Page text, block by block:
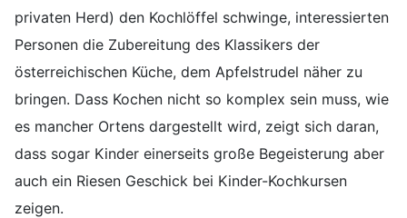
privaten Herd) den Kochlöffel schwinge, interessierten
Personen die Zubereitung des Klassikers der
österreichischen Küche, dem Apfelstrudel näher zu
bringen. Dass Kochen nicht so komplex sein muss, wie
es mancher Ortens dargestellt wird, zeigt sich daran,
dass sogar Kinder einerseits große Begeisterung aber
auch ein Riesen Geschick bei Kinder-Kochkursen
zeigen.